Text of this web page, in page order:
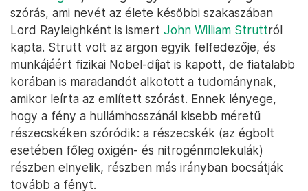
szórás, ami nevét az élete későbbi szakaszában
Lord Rayleighként is ismert John William Struttról
kapta. Strutt volt az argon egyik felfedezője, és
munkájáért fizikai Nobel-díjat is kapott, de fiatalabb
korában is maradandót alkotott a tudománynak,
amikor leírta az említett szórást. Ennek lényege,
hogy a fény a hullámhosszánál kisebb méretű
részecskéken szóródik: a részecskék (az égbolt
esetében főleg oxigén- és nitrogénmolekulák)
részben elnyelik, részben más irányban bocsátják
tovább a fényt.